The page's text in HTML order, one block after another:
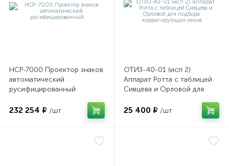
НСР-7000 Проектор знаков
автоматический
русифицированный
232 254 ₽ /шт
ОТИЗ-40-01 (исп 2)
Аппарат Ротта с таблицей
Сивцева и Орловой для
очков
25 400 ₽ /шт